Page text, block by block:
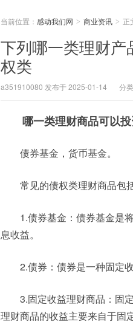
当前位置： 感动我们网 > 商业资讯 > 正
下列哪一类理财
权类
a351910080 发布于 2025-01-14 分
哪一类理财商品可以
债券基金，货币基金。
常见的债权类理财商品包
1.债券基金：债券基金是
息收益。
2.债券：债券是一种固定
3.固定收益理财商品：固
理财商品的收益主要来自于固